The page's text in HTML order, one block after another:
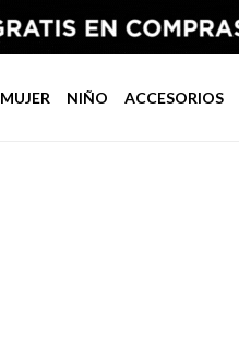
MUJER NIÑO ACCESORIOS